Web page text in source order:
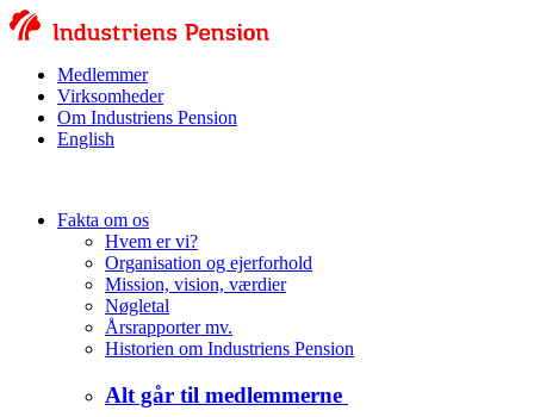
Medlemmer
Virksomheder
Om Industriens Pension
English
Fakta om os
Hvem er vi?
Organisation og ejerforhold
Mission, vision, værdier
Nøgletal
Årsrapporter mv.
Historien om Industriens Pension
Alt går til medlemmerne